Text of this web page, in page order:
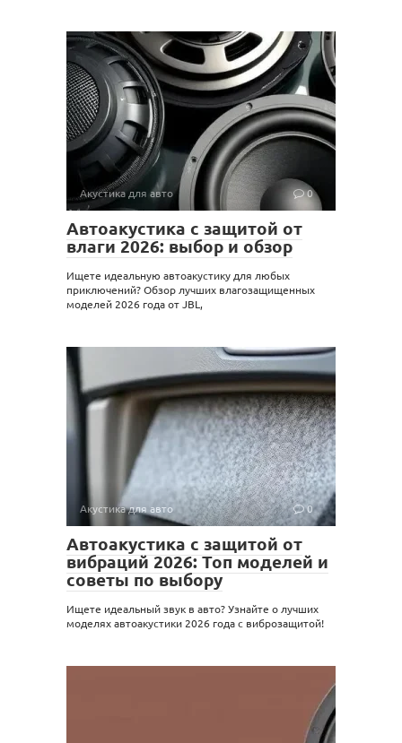
Акустика для авто 0
Автоакустика с защитой от
влаги 2026: выбор и обзор
Ищете идеальную автоакустику для любых
приключений? Обзор лучших влагозащищенных
моделей 2026 года от JBL,
Акустика для авто 0
Автоакустика с защитой от
вибраций 2026: Топ моделей и
советы по выбору
Ищете идеальный звук в авто? Узнайте о лучших
моделях автоакустики 2026 года с виброзащитой!